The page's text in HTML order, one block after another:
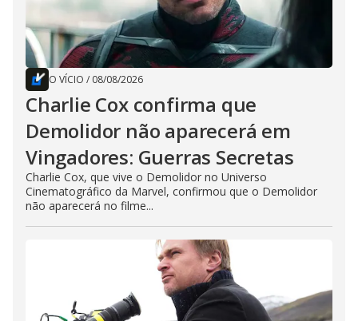
O VÍCIO / 08/08/2026
Charlie Cox confirma que
Demolidor não aparecerá em
Vingadores: Guerras Secretas
Charlie Cox, que vive o Demolidor no Universo
Cinematográfico da Marvel, confirmou que o Demolidor
não aparecerá no filme...